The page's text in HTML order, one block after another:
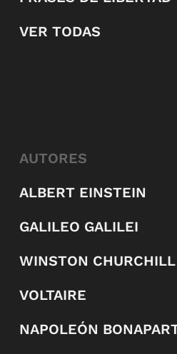
VER TODAS
AUTORES
ALBERT EINSTEIN
GALILEO GALILEI
WINSTON CHURCHILL
VOLTAIRE
NAPOLEÓN